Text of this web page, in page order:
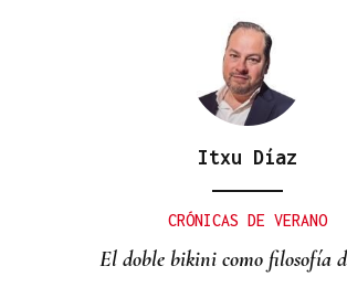
Un herido en la colisión entre dos
Itxu Díaz
CRÓNICAS DE VERANO
El doble bikini como filosofía